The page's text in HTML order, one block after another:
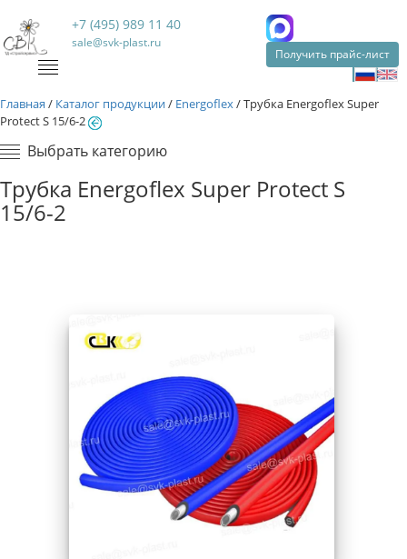
+7 (495) 989 11 40
sale@svk-plast.ru
Получить прайс-лист
Главная / Каталог продукции/ Energoflex/Трубка Energoflex Super
Protect S 15/6-2
Выбрать категорию
Трубка Energoflex Super Protect S
15/6-2